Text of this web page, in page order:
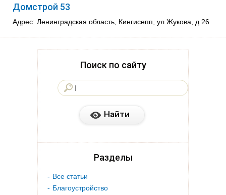
Домстрой 53
Адрес: Ленинградская область, Кингисепп, ул.Жукова, д.26
Поиск по сайту
Разделы
Все статьи
Благоустройство